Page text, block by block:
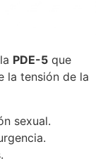
PDE-5 que
la tensión de la
sexual.